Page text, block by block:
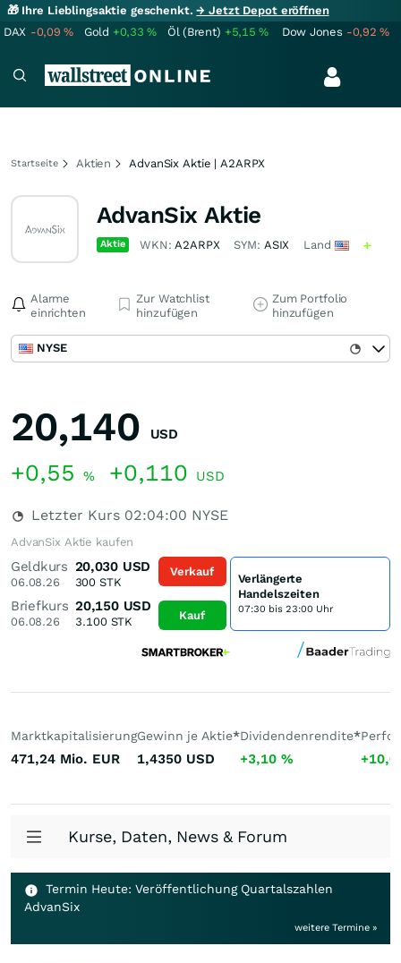
🎁 Ihre Lieblingsaktie geschenkt.→ Jetzt Depot eröffnen
DAX -0,09% Gold +0,33% Öl (Brent) +5,15% Dow Jones -0,92%
Startseite Aktien AdvanSix Aktie | A2ARPX
AdvanSix Aktie
Aktie WKN:A2ARPX SYM: ASIX Land
Alarme
einrichten
Zur Watchlist
hinzufügen
Zum Portfolio
hinzufügen
NYSE
20,140 USD
+0,55 % +0,110 USD
Letzter Kurs 02:04:00 NYSE
AdvanSix Aktie kaufen
Geldkurs
06.08.26
20,030 USD
300 STK
Briefkurs
06.08.26
20,150 USD
3.100STK
Verkauf
Kauf
Verlängerte
Handelszeiten
07:30 bis 23:00 Uhr
Marktkapitalisierung
471,24 Mio. EUR
Gewinn je Aktie*
1,4350 USD
Dividendenrendite*
+3,10 %
Kurse, Daten, News & Forum
Termin Heute: Veröffentlichung Quartalszahlen
AdvanSix
weitere Termine »